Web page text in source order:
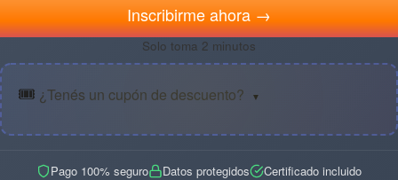
Inscribirme ahora →
Solo toma 2 minutos
🎟️ ¿Tenés un cupón de descuento? ▼
Pago 100% seguro Datos protegidos Certificado incluido